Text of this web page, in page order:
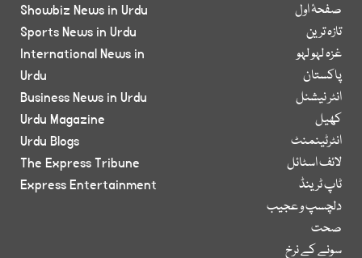
صفحۂ اول
تازہ ترین
غزہ لہو لہو
پاکستان
انٹر نیشنل
کھیل
انٹرٹینمنٹ
لائف اسٹائل
ٹاپ ٹرینڈ
دلچسپ و عجیب
صحت
سونے کے نرخ
Showbiz News in Urdu
Sports News in Urdu
International News in
Urdu
Business News in Urdu
Urdu Magazine
Urdu Blogs
The Express Tribune
Express Entertainment